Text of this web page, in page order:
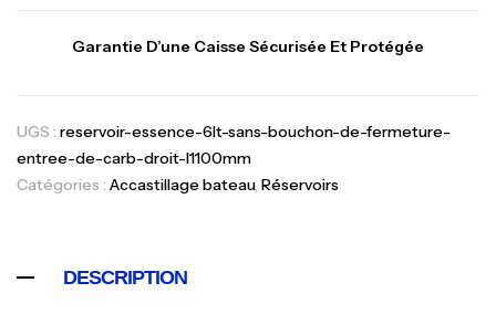
Garantie D’une Caisse Sécurisée Et Protégée
UGS : reservoir-essence-6lt-sans-bouchon-de-fermeture-
entree-de-carb-droit-l1100mm
Catégories : Accastillage bateau, Réservoirs
DESCRIPTION
Expanded
Volant 3 Branches Inox T26S/35